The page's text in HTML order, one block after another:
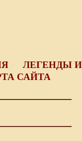
ЛЕГЕНДЫ И
САЙТА